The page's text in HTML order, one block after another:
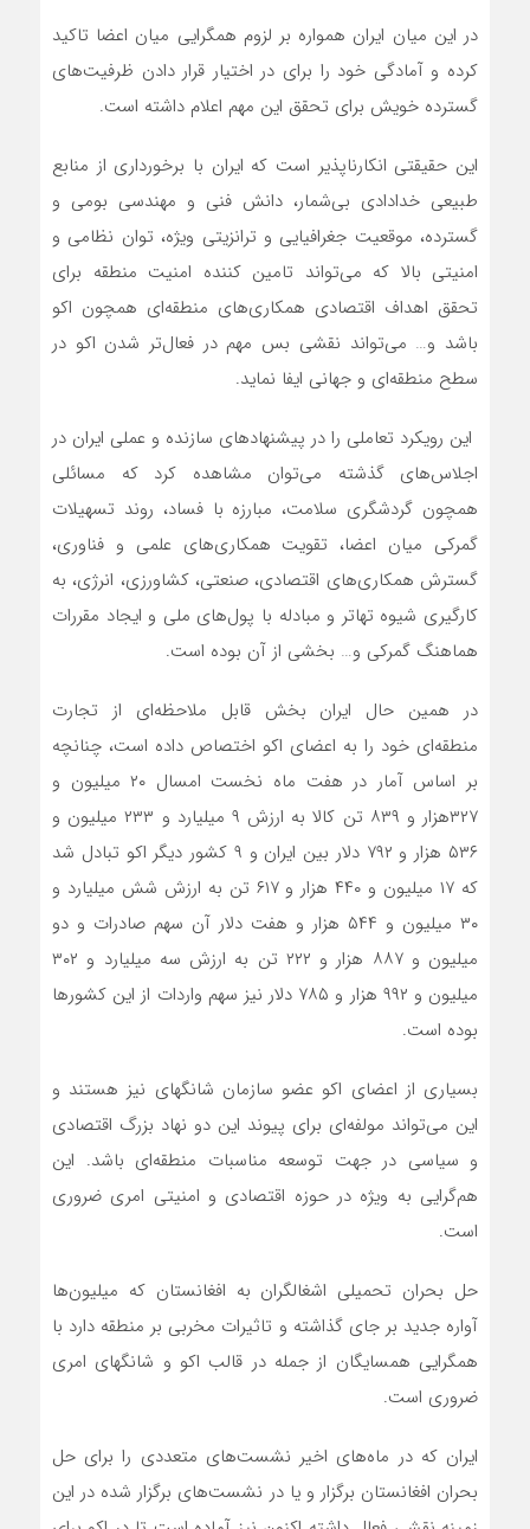
در این میان ایران همواره بر لزوم همگرایی میان اعضا تاکید
کرده و آمادگی خود را برای در اختیار قرار دادن ظرفیت‌های
گسترده خویش برای تحقق این مهم اعلام داشته است.
این حقیقتی انکارناپذیر است که ایران با برخورداری از منابع
طبیعی خدادادی بی‌شمار، دانش فنی و مهندسی بومی و
گسترده، موقعیت جغرافیایی و ترانزیتی ویژه، توان نظامی و
امنیتی بالا که می‌تواند تامین کننده امنیت منطقه برای
تحقق اهداف اقتصادی همکاری‌های منطقه‌ای همچون اکو
باشد و… می‌تواند نقشی بس مهم در فعال‌تر شدن اکو در
سطح منطقه‌ای و جهانی ایفا نماید.
این رویکرد تعاملی را در پیشنهادهای سازنده و عملی ایران در
اجلاس‌های گذشته می‌توان مشاهده کرد که مسائلی
همچون گردشگری سلامت، مبارزه با فساد، روند تسهیلات
گمرکی میان اعضا، تقویت همکاری‌های علمی و فناوری،
گسترش همکاری‌های اقتصادی، صنعتی، کشاورزی، انرژی، به
کارگیری شیوه تهاتر و مبادله با پول‌های ملی و ایجاد مقررات
هماهنگ گمرکی و… بخشی از آن بوده است.
در همین حال ایران بخش قابل ملاحظه‌ای از تجارت
منطقه‌ای خود را به اعضای اکو اختصاص داده است، چنانچه
بر اساس آمار در هفت ماه نخست امسال ۲۰ میلیون و
۳۲۷هزار و ۸۳۹ تن کالا به ارزش ۹ میلیارد و ۲۳۳ میلیون و
۵۳۶ هزار و ۷۹۲ دلار بین ایران و ۹ کشور دیگر اکو تبادل شد
که ۱۷ میلیون و ۴۴۰ هزار و ۶۱۷ تن به ارزش شش میلیارد و
۳۰ میلیون و ۵۴۴ هزار و هفت دلار آن سهم صادرات و دو
میلیون و ۸۸۷ هزار و ۲۲۲ تن به ارزش سه میلیارد و ۳۰۲
میلیون و ۹۹۲ هزار و ۷۸۵ دلار نیز سهم واردات از این کشورها
بوده است.
بسیاری از اعضای اکو عضو سازمان شانگهای نیز هستند و
این می‌تواند مولفه‌ای برای پیوند این دو نهاد بزرگ اقتصادی
و سیاسی در جهت توسعه مناسبات منطقه‌ای باشد. این
هم‌گرایی به ویژه در حوزه اقتصادی و امنیتی امری ضروری
است.
حل بحران تحمیلی اشغالگران به افغانستان که میلیون‌ها
آواره جدید بر جای گذاشته و تاثیرات مخربی بر منطقه دارد با
همگرایی همسایگان از جمله در قالب اکو و شانگهای امری
ضروری است.
ایران که در ماه‌های اخیر نشست‌های متعددی را برای حل
بحران افغانستان برگزار و یا در نشست‌های برگزار شده در این